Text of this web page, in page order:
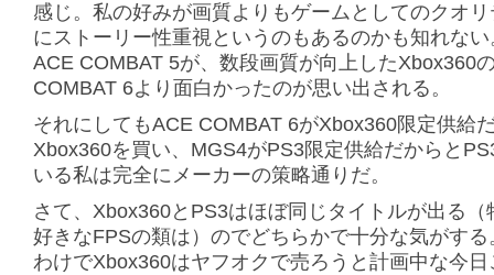
感じ。私の好みが画質よりもゲームとしてのクオ
にストーリー性重視というのもあるのかも知れな
ACE COMBAT 5が、数段画質が向上したXbox360
COMBAT 6より面白かったのが思い出される。
それにしてもACE COMBAT 6がXbox360限定供給
Xbox360を買い、MGS4がPS3限定供給だからと
いる私は完全にメーカーの策略通りだ。
さて、Xbox360とPS3はほぼ同じタイトルが出る（
好きなFPSの類は）のでどちらかで十分な気がする
わけでXbox360はヤフオクで売ろうと計画中な今日